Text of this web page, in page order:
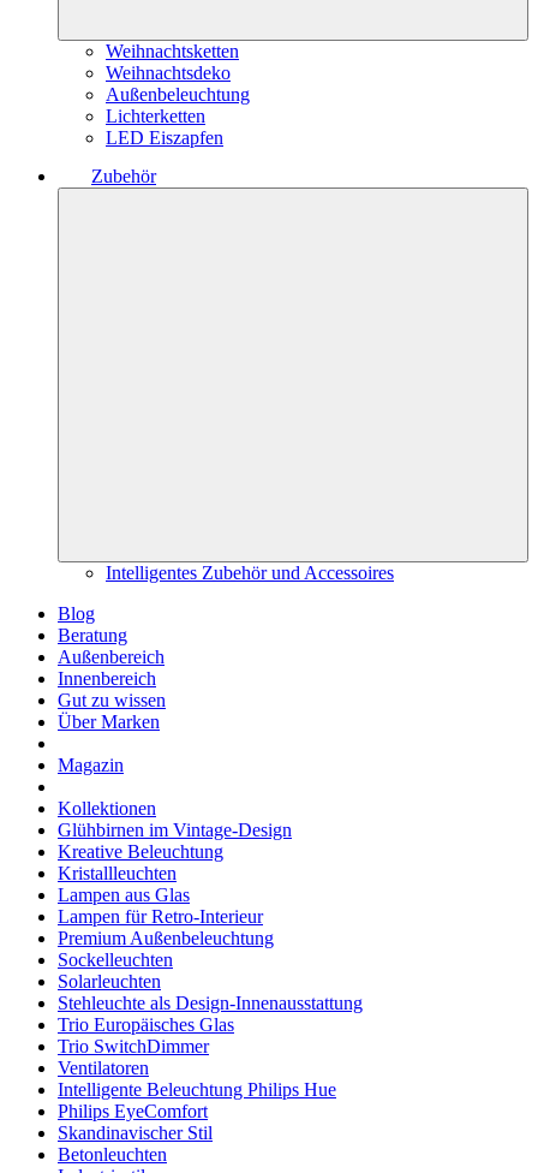
Weihnachtsketten
Weihnachtsdeko
Außenbeleuchtung
Lichterketten
LED Eiszapfen
Zubehör
Intelligentes Zubehör und Accessoires
Blog
Beratung
Außenbereich
Innenbereich
Gut zu wissen
Über Marken
Magazin
Kollektionen
Glühbirnen im Vintage-Design
Kreative Beleuchtung
Kristallleuchten
Lampen aus Glas
Lampen für Retro-Interieur
Premium Außenbeleuchtung
Sockelleuchten
Solarleuchten
Stehleuchte als Design-Innenausstattung
Trio Europäisches Glas
Trio SwitchDimmer
Ventilatoren
Intelligente Beleuchtung Philips Hue
Philips EyeComfort
Skandinavischer Stil
Betonleuchten